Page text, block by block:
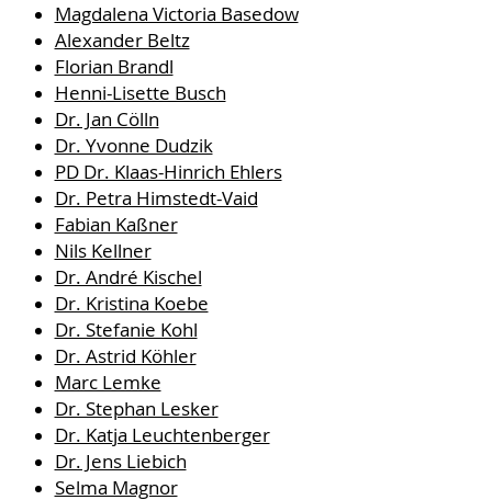
Magdalena Victoria Basedow
Alexander Beltz
Florian Brandl
Henni-Lisette Busch
Dr. Jan Cölln
Dr. Yvonne Dudzik
PD Dr. Klaas-Hinrich Ehlers
Dr. Petra Himstedt-Vaid
Fabian Kaßner
Nils Kellner
Dr. André Kischel
Dr. Kristina Koebe
Dr. Stefanie Kohl
Dr. Astrid Köhler
Marc Lemke
Dr. Stephan Lesker
Dr. Katja Leuchtenberger
Dr. Jens Liebich
Selma Magnor